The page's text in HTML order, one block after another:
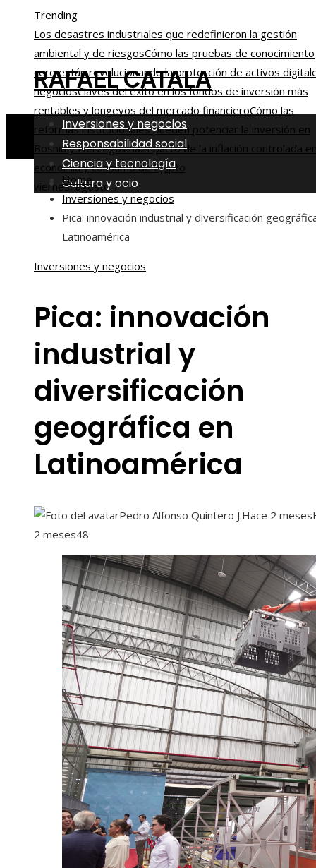
Trending
Los desastres industriales que redefinieron la gestión
ambiental y de riesgosCómo las pruebas de conocimiento
cero están revolucionando la protección de activos
negociosClaves del éxito en los fondos de inversión más
rentables y longevos del mercado financieroCómo las
reformas institucionales pueden potenciar la inversión en
Bosnia y HerzegovinaImpacto de la inflación controlada
economía y consumo de Egipto
viernes, agosto 7
RAFAEL CATALA
Inversiones y negocios
Responsabilidad social
Ciencia y tecnología
Cultura y ocio
Home
Inversiones y negocios
Pica: innovación industrial y diversificación
Latinoamérica
Inversiones y negocios
Pica: innovación
industrial y
diversificación
geográfica en
Latinoamérica
Pedro Alfonso Quintero J.Hace 2 meses
2 meses48